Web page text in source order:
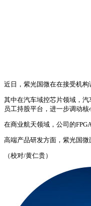
近日，紫光国微在在接受机
其中在汽车域控芯片领域，
员工持股平台，进一步调动核
在商业航天领域，公司的
高端产品研发方面，紫光国
（校对/黄仁贵）